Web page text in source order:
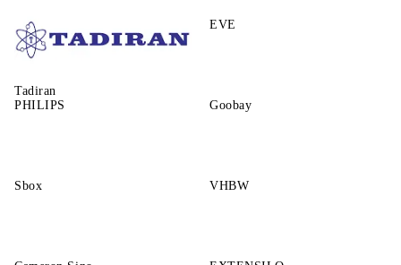
Tadiran
EVE
PHILIPS Goobay
Sbox VHBW